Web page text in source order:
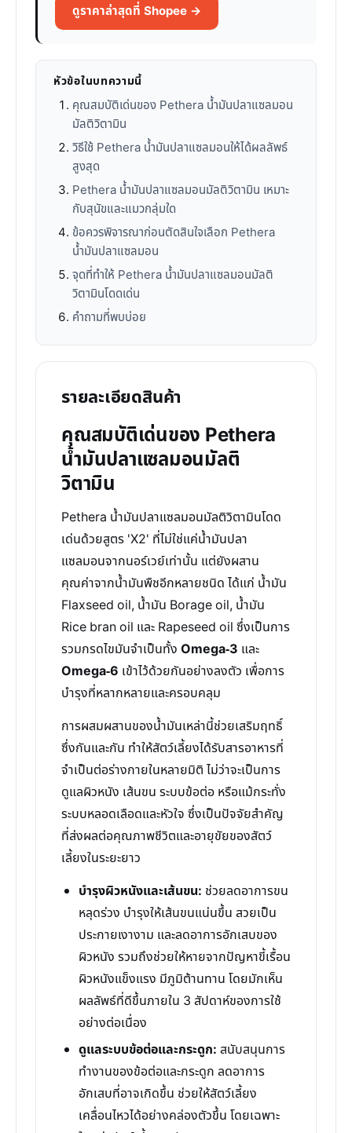
ดูราคาล่าสุดที่ Shopee →
หัวข้อในบทความนี้
คุณสมบัติเด่นของ Pethera น้ำมันปลาแซลมอน
มัลติวิตามิน
วิธีใช้ Pethera น้ำมันปลาแซลมอนให้ได้ผลลัพธ์
สูงสุด
Pethera น้ำมันปลาแซลมอนมัลติวิตามิน เหมาะ
กับสุนัขและแมวกลุ่มใด
ข้อควรพิจารณาก่อนตัดสินใจเลือก Pethera
น้ำมันปลาแซลมอน
จุดที่ทำให้ Pethera น้ำมันปลาแซลมอนมัลติ
วิตามินโดดเด่น
คำถามที่พบบ่อย
รายละเอียดสินค้า
คุณสมบัติเด่นของ Pethera
น้ำมันปลาแซลมอนมัลติ
วิตามิน
Pethera น้ำมันปลาแซลมอนมัลติวิตามินโดด
เด่นด้วยสูตร 'X2' ที่ไม่ใช่แค่น้ำมันปลา
แซลมอนจากนอร์เวย์เท่านั้น แต่ยังผสาน
คุณค่าจากน้ำมันพืชอีกหลายชนิด ได้แก่ น้ำมัน
Flaxseed oil, น้ำมัน Borage oil, น้ำมัน
Rice bran oil และ Rapeseed oil ซึ่งเป็นการ
รวมกรดไขมันจำเป็นทั้ง Omega-3 และ
Omega-6 เข้าไว้ด้วยกันอย่างลงตัว เพื่อการ
บำรุงที่หลากหลายและครอบคลุม
การผสมผสานของน้ำมันเหล่านี้ช่วยเสริมฤทธิ์
ซึ่งกันและกัน ทำให้สัตว์เลี้ยงได้รับสารอาหารที่
จำเป็นต่อร่างกายในหลายมิติ ไม่ว่าจะเป็นการ
ดูแลผิวหนัง เส้นขน ระบบข้อต่อ หรือแม้กระทั่ง
ระบบหลอดเลือดและหัวใจ ซึ่งเป็นปัจจัยสำคัญ
ที่ส่งผลต่อคุณภาพชีวิตและอายุขัยของสัตว์
เลี้ยงในระยะยาว
บำรุงผิวหนังและเส้นขน: ช่วยลดอาการขน
หลุดร่วง บำรุงให้เส้นขนแน่นขึ้น สวยเป็น
ประกายเงางาม และลดอาการอักเสบของ
ผิวหนัง รวมถึงช่วยให้หายจากปัญหาขี้เรื้อน
ผิวหนังแข็งแรง มีภูมิต้านทาน โดยมักเห็น
ผลลัพธ์ที่ดีขึ้นภายใน 3 สัปดาห์ของการใช้
อย่างต่อเนื่อง
ดูแลระบบข้อต่อและกระดูก: สนับสนุนการ
ทำงานของข้อต่อและกระดูก ลดอาการ
อักเสบที่อาจเกิดขึ้น ช่วยให้สัตว์เลี้ยง
เคลื่อนไหวได้อย่างคล่องตัวขึ้น โดยเฉพาะ